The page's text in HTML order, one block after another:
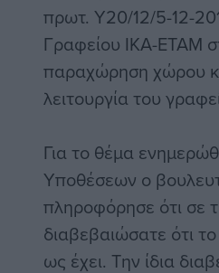
πρωτ. Υ20/12/5-12-
Γραφείου ΙΚΑ-ΕΤΑΜ
παραχώρηση χώρου
λειτουργία του
Για το θέμα
Υποθέσεων ο
πληροφόρησε ότι σε
διαβεβαιώσατε ότι
ως έχει. Την ίδια